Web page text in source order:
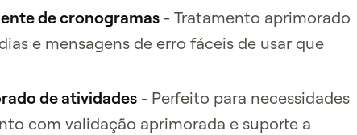
de cronogramas- Tratamento aprimorado
e mensagens de erro fáceis de usar que
de atividades- Perfeito para necessidades
com validação aprimorada e suporte a